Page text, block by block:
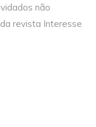
não
revista Interesse